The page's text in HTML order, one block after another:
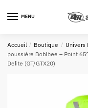
navigation
au
MENU
Accueil / Boutique / Univers
poussière Boblbee – Point
Delite (GT/GTX20)